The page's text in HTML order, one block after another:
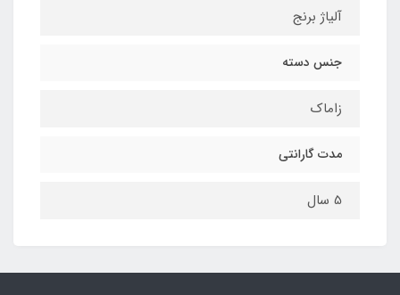
آلیاژ برنج
جنس دسته
زاماک
مدت گارانتی
5 سال